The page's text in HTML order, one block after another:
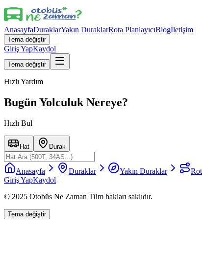
AnasayfaDuraklarYakın DuraklarRota PlanlayıcıBlogİletişim
Tema değiştir
Giriş YapKaydol
Tema değiştir
Hızlı Yardım
Bugün Yolculuk Nereye?
Hızlı Bul
Hat Durak
Anasayfa Duraklar Yakın Duraklar
Giriş YapKaydol
© 2025 Otobüs Ne Zaman Tüm hakları saklıdır.
Tema değiştir